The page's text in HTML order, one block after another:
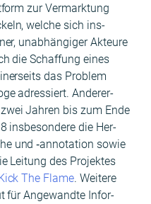
zur Ver­mark­tung
welche sich ins­
unab­hängiger Akteure
die Schaf­fung eines
das Prob­lem
adressiert. Ander­er­
Jahren bis zum Ende
ins­beson­dere die Her­
und ‑anno­ta­tion sowie
Leitung des Pro­jek­tes
The Flame. Weit­ere
für Ange­wandte Infor­